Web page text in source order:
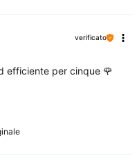
verificato
efficiente per cinque 🌹